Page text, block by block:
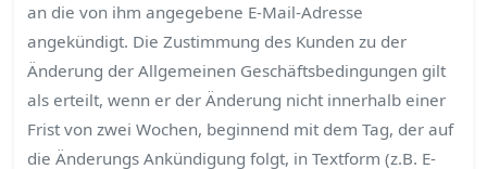
an die von ihm angegebene E-Mail-Adresse
angekündigt. Die Zustimmung des Kunden zu der
Änderung der Allgemeinen Geschäftsbedingungen gilt
als erteilt, wenn er der Änderung nicht innerhalb einer
Frist von zwei Wochen, beginnend mit dem Tag, der auf
die Änderungs Ankündigung folgt, in Textform (z.B. E-